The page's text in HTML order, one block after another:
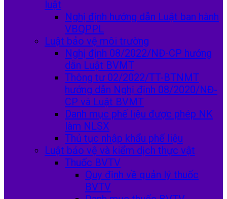
luật
Nghị định hướng dẫn Luật ban hành
VBQPPL
Luật bảo vệ môi trường
Nghị định 08/2022/NĐ-CP hướng
dẫn Luật BVMT
Thông tư 02/2022/TT-BTNMT
hướng dẫn Nghị định 08/2020/NĐ-
CP và Luật BVMT
Danh mục phế liệu được phép NK
làm NLSX
Thủ tục nhập khẩu phế liệu
Luật bảo vệ và kiểm dịch thực vật
Thuốc BVTV
Quy định về quản lý thuốc
BVTV